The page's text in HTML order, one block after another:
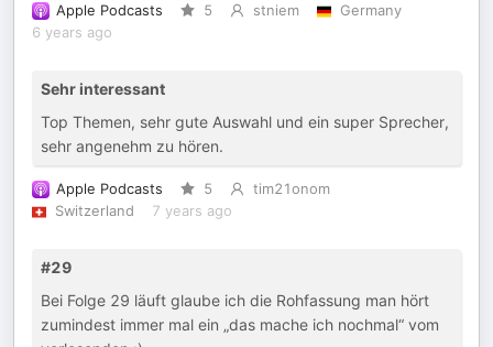
Apple Podcasts 5 stniem
Germany
6 years ago
Sehr interessant
Top Themen, sehr gute Auswahl und ein super Sprecher,
sehr angenehm zu hören.
Apple Podcasts 5
tim21onom
Switzerland
7 years ago
#29
Bei Folge 29 läuft glaube ich die Rohfassung man hört
zumindest immer mal ein „das mache ich nochmal“ vom